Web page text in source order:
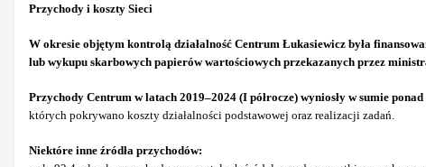
Przychody i koszty Sieci
W okresie objętym kontrolą działalność Centrum Łukasiewicz była
lub wykupu skarbowych papierów wartościowych przekazanych przez
Przychody Centrum w latach 2019–2024 (I półrocze) wyniosły w sumie
których pokrywano koszty działalności podstawowej oraz realizacji zadań.
Niektóre inne źródła przychodów: